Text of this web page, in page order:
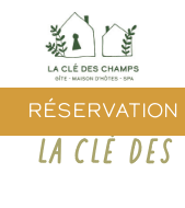
RÉSERVATION
LA CLÉ